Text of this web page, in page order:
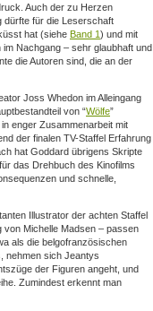
Auch der zu Herzen
dürfte für die Leserschaft
hat (siehe Band 1) und mit
Nachgang – sehr glaubhaft und
die Autoren sind, die an der
Joss Whedon im Alleingang
von “Wölfe”
enger Zusammenarbeit mit
der finalen TV-Staffel Erfahrung
hat Goddard übrigens Skripte
das Drehbuch des Kinofilms
und schnelle,
Illustrator der achten Staffel
von Michelle Madsen – passen
als die belgofranzösischen
nehmen sich Jeantys
der Figuren angeht, und
Zumindest erkennt man